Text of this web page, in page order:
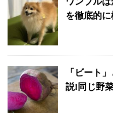
を徹底的に
「ビート
説!同じ野